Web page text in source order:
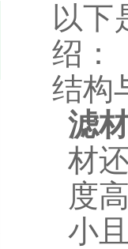
以下
绍：
结构
滤
材
度
小